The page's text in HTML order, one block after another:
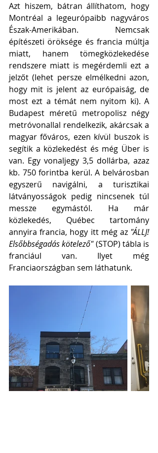
Azt hiszem, bátran állíthatom, hogy
Montréal a legeurópaibb nagyváros
Észak-Amerikában. Nemcsak
építészeti öröksége és francia múltja
miatt, hanem tömegközlekedése
rendszere miatt is megérdemli ezt a
jelzőt (lehet persze elmélkedni azon,
hogy mit is jelent az európaiság, de
most ezt a témát nem nyitom ki). A
Budapest méretű metropolisz négy
metróvonallal rendelkezik, akárcsak a
magyar főváros, ezen kívül buszok is
segítik a közlekedést és még Über is
van. Egy vonaljegy 3,5 dollárba, azaz
kb. 750 forintba kerül. A belvárosban
egyszerű navigálni, a turisztikai
látványosságok pedig nincsenek túl
messze egymástól. Ha már
közlekedés, Québec tartomány
annyira francia, hogy itt még az "ÁLLJ!
Elsőbbségadás kötelező" (STOP) tábla is
franciául van. Ilyet még
Franciaországban sem láthatunk.